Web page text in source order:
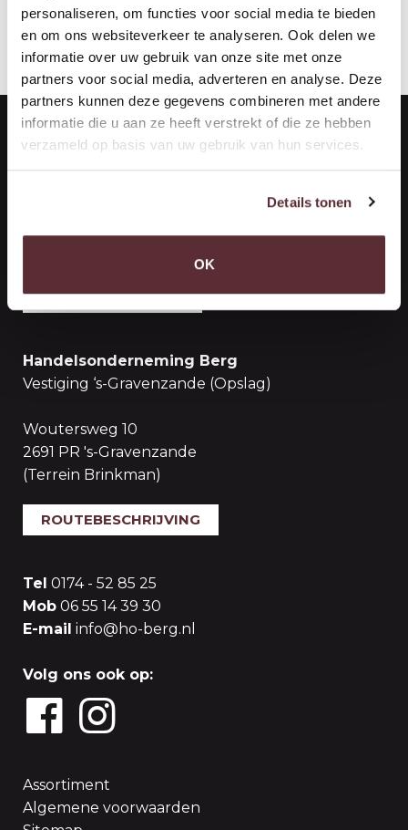
personaliseren, om functies voor social media te bieden
en om ons websiteverkeer te analyseren. Ook delen we
informatie over uw gebruik van onze site met onze
partners voor social media, adverteren en analyse. Deze
partners kunnen deze gegevens combineren met andere
informatie die u aan ze heeft verstrekt of die ze hebben
verzameld op basis van uw gebruik van hun services.
Details tonen
OK
NEEM CONTACT OP
Handelsonderneming Berg
Vestiging ‘s-Gravenzande (Opslag)
Woutersweg 10
2691 PR 's-Gravenzande
(Terrein Brinkman)
ROUTEBESCHRIJVING
Tel 0174 - 52 85 25
Mob 06 55 14 39 30
E-mail info@ho-berg.nl
Volg ons ook op:
Assortiment
Algemene voorwaarden